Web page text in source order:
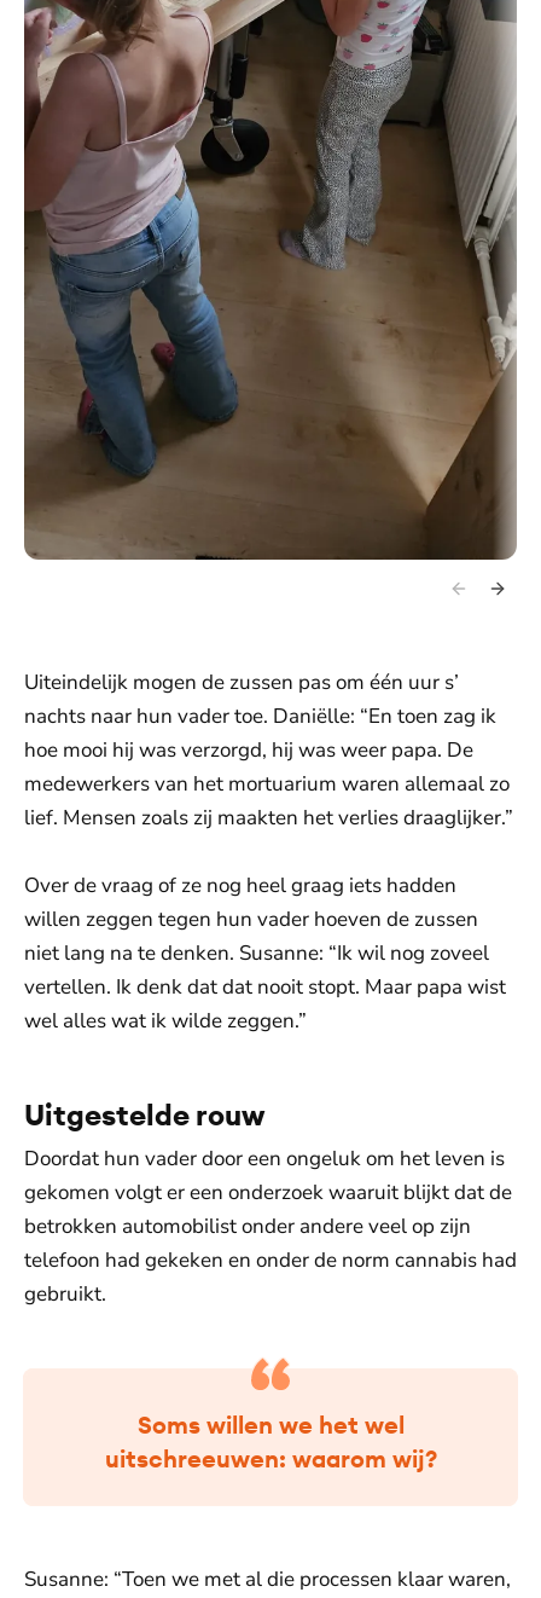
Uiteindelijk mogen de zussen pas om één uur s’
nachts naar hun vader toe. Daniëlle: “En toen zag ik
hoe mooi hij was verzorgd, hij was weer papa. De
medewerkers van het mortuarium waren allemaal zo
lief. Mensen zoals zij maakten het verlies draaglijker.”
Over de vraag of ze nog heel graag iets hadden
willen zeggen tegen hun vader hoeven de zussen
niet lang na te denken. Susanne: “Ik wil nog zoveel
vertellen. Ik denk dat dat nooit stopt. Maar papa wist
wel alles wat ik wilde zeggen.”
Uitgestelde rouw
Doordat hun vader door een ongeluk om het leven is
gekomen volgt er een onderzoek waaruit blijkt dat de
betrokken automobilist onder andere veel op zijn
telefoon had gekeken en onder de norm cannabis had
gebruikt.
Soms willen we het wel
uitschreeuwen: waarom wij?
Susanne: “Toen we met al die processen klaar waren,